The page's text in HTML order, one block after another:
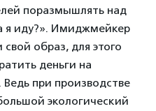
поразмышлять над
я иду?». Имиджмейкер
образ, для этого
деньги на
при производстве
экологический